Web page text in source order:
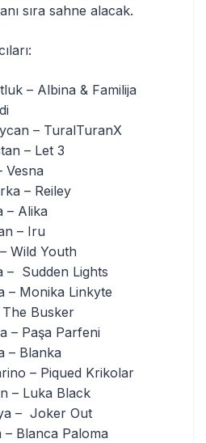
sıra sahne alacak.
– Albina & Familija
– TuralTuranX
– Let 3
Vesna
– Reiley
– Alika
– Iru
Wild Youth
– Sudden Lights
– Monika Linkyte
The Busker
– Paşa Parfeni
– Blanka
– Piqued Krikolar
– Luka Black
– Joker Out
– Blanca Paloma